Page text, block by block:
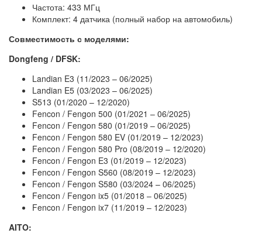
Частота: 433 МГц
Комплект: 4 датчика (полный набор на автомобиль)
Совместимость с моделями:
Dongfeng / DFSK:
Landian E3 (11/2023 – 06/2025)
Landian E5 (03/2023 – 06/2025)
S513 (01/2020 – 12/2020)
Fencon / Fengon 500 (01/2021 – 06/2025)
Fencon / Fengon 580 (01/2019 – 06/2025)
Fencon / Fengon 580 EV (01/2019 – 12/2023)
Fencon / Fengon 580 Pro (08/2019 – 12/2020)
Fencon / Fengon E3 (01/2019 – 12/2023)
Fencon / Fengon S560 (08/2019 – 12/2023)
Fencon / Fengon S580 (03/2024 – 06/2025)
Fencon / Fengon ix5 (01/2018 – 06/2025)
Fencon / Fengon ix7 (11/2019 – 12/2023)
AITO: